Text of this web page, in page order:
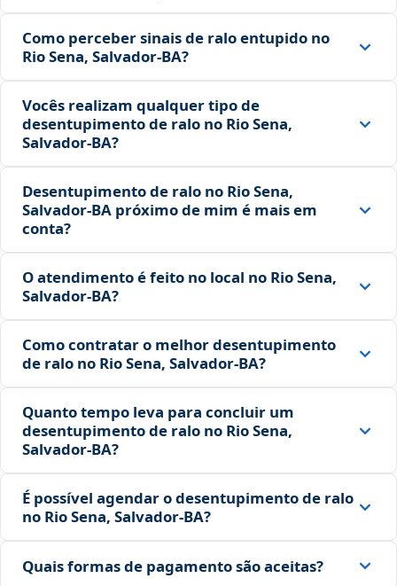
Como perceber sinais de ralo entupido no
Rio Sena, Salvador‑BA?
Vocês realizam qualquer tipo de
desentupimento de ralo no Rio Sena,
Salvador‑BA?
Desentupimento de ralo no Rio Sena,
Salvador‑BA próximo de mim é mais em
conta?
O atendimento é feito no local no Rio Sena,
Salvador‑BA?
Como contratar o melhor desentupimento
de ralo no Rio Sena, Salvador‑BA?
Quanto tempo leva para concluir um
desentupimento de ralo no Rio Sena,
Salvador‑BA?
É possível agendar o desentupimento de ralo
no Rio Sena, Salvador‑BA?
Quais formas de pagamento são aceitas?